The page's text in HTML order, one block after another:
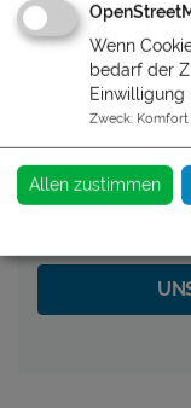
Wenn
bedarf der
Einwilligung
Zweck: Komfort
Allen zustimmen